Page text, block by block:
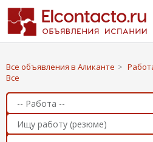
Все объявления в Аликанте >
Все